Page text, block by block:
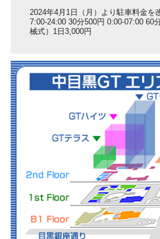
2024年4月1日（月）より駐車料金
7:00-24:00 30分500円 0:00-07:00 60
械式）1日3,000円